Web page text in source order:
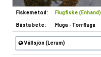
Fiskemetod: Flugfiske (Enhand)
Bästa bete: Fluga - Torrfluga
Vällsjön (Lerum)